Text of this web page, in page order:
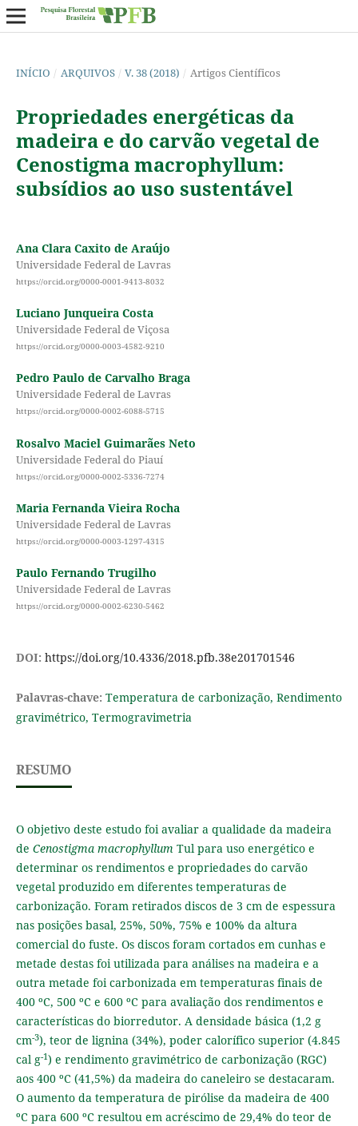
INÍCIO / ARQUIVOS / V. 38 (2018) / Artigos Científicos
Propriedades energéticas da
madeira e do carvão vegetal de
Cenostigma macrophyllum:
subsídios ao uso sustentável
Ana Clara Caxito de Araújo
Universidade Federal de Lavras
https://orcid.org/0000-0001-9413-8032
Luciano Junqueira Costa
Universidade Federal de Viçosa
https://orcid.org/0000-0003-4582-9210
Pedro Paulo de Carvalho Braga
Universidade Federal de Lavras
https://orcid.org/0000-0002-6088-5715
Rosalvo Maciel Guimarães Neto
Universidade Federal do Piauí
https://orcid.org/0000-0002-5336-7274
Maria Fernanda Vieira Rocha
Universidade Federal de Lavras
https://orcid.org/0000-0003-1297-4315
Paulo Fernando Trugilho
Universidade Federal de Lavras
https://orcid.org/0000-0002-6230-5462
DOI: https://doi.org/10.4336/2018.pfb.38e201701546
Palavras-chave: Temperatura de carbonização, Rendimento
gravimétrico, Termogravimetria
RESUMO
O objetivo deste estudo foi avaliar a qualidade da madeira
de Cenostigma macrophyllum Tul para uso energético e
determinar os rendimentos e propriedades do carvão
vegetal produzido em diferentes temperaturas de
carbonização. Foram retirados discos de 3 cm de espessura
nas posições basal, 25%, 50%, 75% e 100% da altura
comercial do fuste. Os discos foram cortados em cunhas e
metade destas foi utilizada para análises na madeira e a
outra metade foi carbonizada em temperaturas finais de
400 ºC, 500 ºC e 600 ºC para avaliação dos rendimentos e
características do biorredutor. A densidade básica (1,2 g
cm-3), teor de lignina (34%), poder calorífico superior (4.845
cal g-1) e rendimento gravimétrico de carbonização (RGC)
aos 400 ºC (41,5%) da madeira do caneleiro se destacaram.
O aumento da temperatura de pirólise da madeira de 400
ºC para 600 ºC resultou em acréscimo de 29,4% do teor de